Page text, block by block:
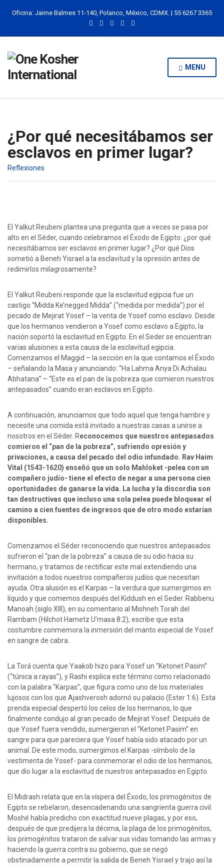
Oficina: Jaime Balmes 11-140, Polanco, México, CDMX. | 55 6267 3365
MENU
¿Por qué necesitábamos ser
esclavos en primer lugar?
Reflexiones
El Yalkut Reubeni plantea una pregunta que a veces se pasa por
alto en el Séder, cuando celebramos el Éxodo de Egipto: ¿por qué
necesitábamos ser esclavos en primer lugar? ¿Por qué Dios
sometió a Beneh Yisrael a la esclavitud y la opresión antes de
redimirlos milagrosamente?
El Yalkut Reubeni responde que la esclavitud egipcia fue un
castigo “Midda Ke’negged Midda” (“medida por medida”) por el
pecado de Mejirat Yosef – la venta de Yosef como esclavo. Desde
que los hermanos vendieron a Yosef como esclavo a Egipto, la
nación soportó la esclavitud en Egipto. En el Seder se encuentran
varias alusiones a esta causa de la esclavitud egipcia.
Comenzamos el Maggid – la sección en la que contamos el Éxodo
– señalando la Masa y anunciando: “Ha Lahma Anya Di Achalau
Abhatana” – “Este es el pan de la pobreza que comieron nuestros
antepasados” cuando eran esclavos en Egipto.
A continuación, anunciamos que todo aquel que tenga hambre y
necesite una comida está invitado a nuestras casas a unirse a
nosotros en el Séder. Reconocemos que nuestros antepasados
comieron el “pan de la pobreza”, sufriendo opresión y
privaciones, a causa del pecado del odio infundado. Rav Haim
Vital (1543-1620) enseñó que un solo Mahloket -pelea con un
compañero judío- tiene el efecto de negar a una persona cien
oportunidades de ganarse la vida. La lucha y la discordia son
tan destructivas que incluso una sola pelea puede bloquear el
camino a cien fuentes de ingresos que de otro modo estarían
disponibles.
Comenzamos el Séder reconociendo que nuestros antepasados
sufrieron el “pan de la pobreza” a causa de su odio hacia su
hermano, y tratamos de rectificar este mal extendiendo una
invitación a todos nuestros compañeros judíos que necesitan
ayuda. Otra alusión es el Karpas – la verdura que sumergimos en
líquido y que comemos después del Kiddush en el Seder. Rabbenu
Manoah (siglo XIII), en su comentario al Mishneh Torah del
Rambam (Hilchot Hametz U’masa 8:2), escribe que esta
costumbre conmemora la inmersión del manto especial de Yosef
en sangre de cabra.
La Torá cuenta que Yaakob hizo para Yosef un “Ketonet Pasim”
(“túnica a rayas”), y Rashi explica este término como relacionado
con la palabra “Karpas”, que figura como uno de los materiales
lujosos con los que Ajashverosh adornó su palacio (Ester 1:6). Esta
prenda especial despertó los celos de los hermanos, lo que
finalmente condujo al gran pecado de Mejirat Yosef. Después de
que Yosef fuera vendido, sumergieron el “Ketonet Pasim” en
sangre para que pareciera que Yosef había sido atacado por un
animal. De este modo, sumergimos el Karpas -símbolo de la
vestimenta de Yosef- para conmemorar el odio de los hermanos,
que dio lugar a la esclavitud de nuestros antepasados en Egipto.
El Midrash relata que en la víspera del Éxodo, los primogénitos de
Egipto se rebelaron, desencadenando una sangrienta guerra civil.
Moshé había predicho con exactitud nueve plagas, y por eso,
después de que predijera la décima, la plaga de los primogénitos,
los primogénitos trataron de salvar sus vidas tomando las armas y
haciendo la guerra contra su gobierno, que se negó
obstinadamente a permitir la salida de Beneh Yisrael y trajo así la